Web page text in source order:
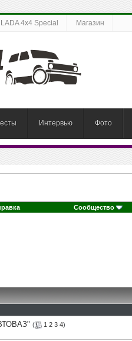
LADA 4x4 Special Магазин
Интервью Фото
Сообщество
( 1 2 3 4)